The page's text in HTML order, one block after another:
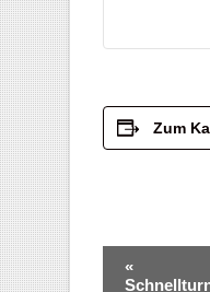
Zum
Navigation
«